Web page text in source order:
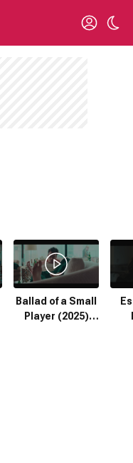
Ballad of a Small
Player (2025)